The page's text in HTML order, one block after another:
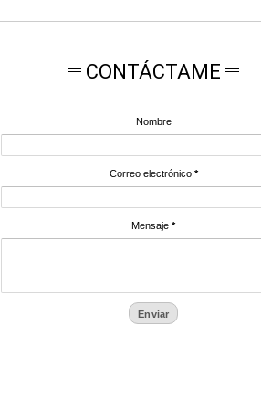
CONTÁCTAME
Nombre
Correo electrónico *
Mensaje*